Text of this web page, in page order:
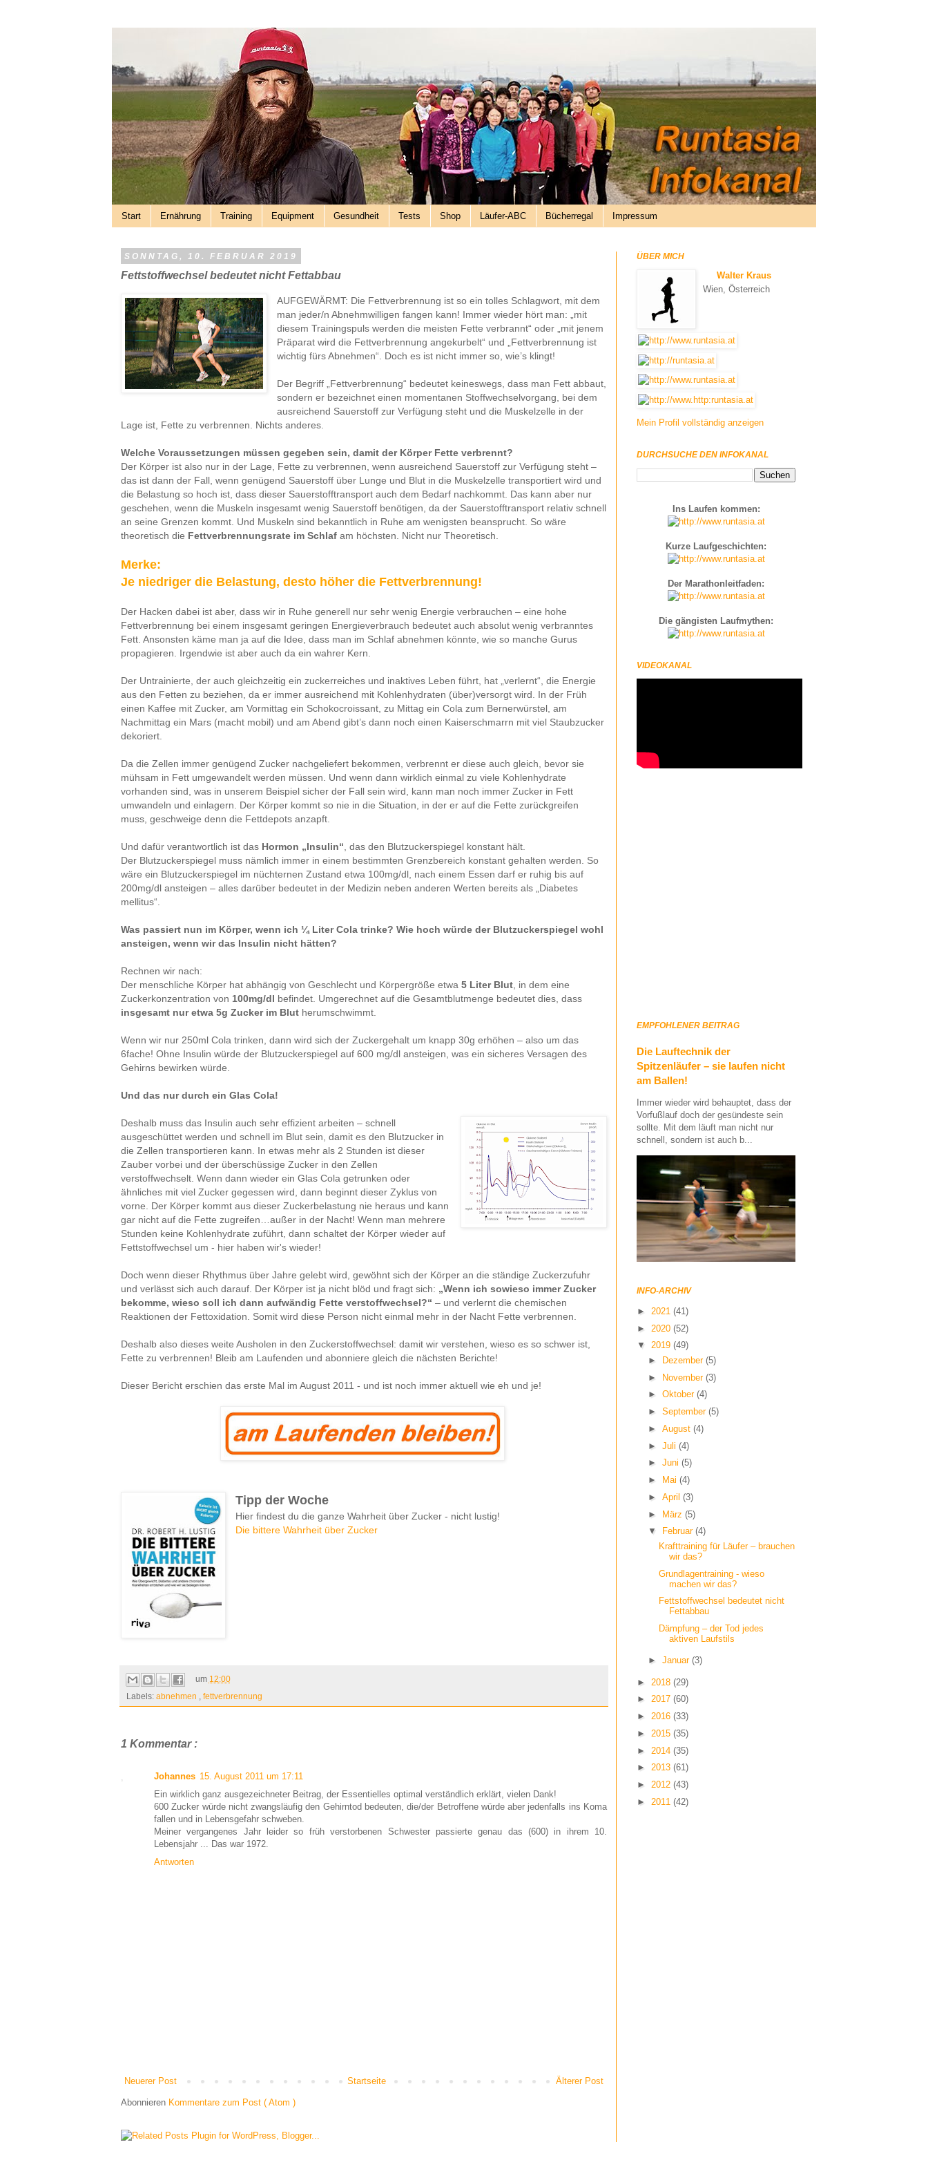
Start Ernährung Training Equipment Gesundheit Tests Shop Läufer-ABC Bücherregal Impressum
SONNTAG, 10. FEBRUAR 2019
Fettstoffwechsel bedeutet nicht Fettabbau
AUFGEWÄRMT: Die Fettverbrennung ist so ein tolles Schlagwort, mit dem
man jeder/n Abnehmwilligen fangen kann! Immer wieder hört man: „mit
diesem Trainingspuls werden die meisten Fette verbrannt“ oder „mit jenem
Präparat wird die Fettverbrennung angekurbelt“ und „Fettverbrennung ist
wichtig fürs Abnehmen“. Doch es ist nicht immer so, wie’s klingt!
Der Begriff „Fettverbrennung“ bedeutet keineswegs, dass man Fett abbaut,
sondern er bezeichnet einen momentanen Stoffwechselvorgang, bei dem
ausreichend Sauerstoff zur Verfügung steht und die Muskelzelle in der
Lage ist, Fette zu verbrennen. Nichts anderes.
Welche Voraussetzungen müssen gegeben sein, damit der Körper Fette verbrennt?
Der Körper ist also nur in der Lage, Fette zu verbrennen, wenn ausreichend Sauerstoff zur Verfügung steht –
das ist dann der Fall, wenn genügend Sauerstoff über Lunge und Blut in die Muskelzelle transportiert wird und
die Belastung so hoch ist, dass dieser Sauerstofftransport auch dem Bedarf nachkommt. Das kann aber nur
geschehen, wenn die Muskeln insgesamt wenig Sauerstoff benötigen, da der Sauerstofftransport relativ schnell
an seine Grenzen kommt. Und Muskeln sind bekanntlich in Ruhe am wenigsten beansprucht. So wäre
theoretisch die Fettverbrennungsrate im Schlaf am höchsten. Nicht nur Theoretisch.
Merke:
Je niedriger die Belastung, desto höher die Fettverbrennung!
Der Hacken dabei ist aber, dass wir in Ruhe generell nur sehr wenig Energie verbrauchen – eine hohe
Fettverbrennung bei einem insgesamt geringen Energieverbrauch bedeutet auch absolut wenig verbranntes
Fett. Ansonsten käme man ja auf die Idee, dass man im Schlaf abnehmen könnte, wie so manche Gurus
propagieren. Irgendwie ist aber auch da ein wahrer Kern.
Der Untrainierte, der auch gleichzeitig ein zuckerreiches und inaktives Leben führt, hat „verlernt“, die Energie
aus den Fetten zu beziehen, da er immer ausreichend mit Kohlenhydraten (über)versorgt wird. In der Früh
einen Kaffee mit Zucker, am Vormittag ein Schokocroissant, zu Mittag ein Cola zum Bernerwürstel, am
Nachmittag ein Mars (macht mobil) und am Abend gibt’s dann noch einen Kaiserschmarrn mit viel Staubzucker
dekoriert.
Da die Zellen immer genügend Zucker nachgeliefert bekommen, verbrennt er diese auch gleich, bevor sie
mühsam in Fett umgewandelt werden müssen. Und wenn dann wirklich einmal zu viele Kohlenhydrate
vorhanden sind, was in unserem Beispiel sicher der Fall sein wird, kann man noch immer Zucker in Fett
umwandeln und einlagern. Der Körper kommt so nie in die Situation, in der er auf die Fette zurückgreifen
muss, geschweige denn die Fettdepots anzapft.
Und dafür verantwortlich ist das Hormon „Insulin“ , das den Blutzuckerspiegel konstant hält.
Der Blutzuckerspiegel muss nämlich immer in einem bestimmten Grenzbereich konstant gehalten werden. So
wäre ein Blutzuckerspiegel im nüchternen Zustand etwa 100mg/dl, nach einem Essen darf er ruhig bis auf
200mg/dl ansteigen – alles darüber bedeutet in der Medizin neben anderen Werten bereits als „Diabetes
mellitus“.
Was passiert nun im Körper, wenn ich ¼ Liter Cola trinke? Wie hoch würde der Blutzuckerspiegel wohl
ansteigen, wenn wir das Insulin nicht hätten?
Rechnen wir nach:
Der menschliche Körper hat abhängig von Geschlecht und Körpergröße etwa 5 Liter Blut , in dem eine
Zuckerkonzentration von 100mg/dl befindet. Umgerechnet auf die Gesamtblutmenge bedeutet dies, dass
insgesamt nur etwa 5g Zucker im Blut herumschwimmt.
Wenn wir nur 250ml Cola trinken, dann wird sich der Zuckergehalt um knapp 30g erhöhen – also um das
6fache! Ohne Insulin würde der Blutzuckerspiegel auf 600 mg/dl ansteigen, was ein sicheres Versagen des
Gehirns bewirken würde.
Und das nur durch ein Glas Cola!
Deshalb muss das Insulin auch sehr effizient arbeiten – schnell
ausgeschüttet werden und schnell im Blut sein, damit es den Blutzucker in
die Zellen transportieren kann. In etwas mehr als 2 Stunden ist dieser
Zauber vorbei und der überschüssige Zucker in den Zellen
verstoffwechselt. Wenn dann wieder ein Glas Cola getrunken oder
ähnliches mit viel Zucker gegessen wird, dann beginnt dieser Zyklus von
vorne. Der Körper kommt aus dieser Zuckerbelastung nie heraus und kann
gar nicht auf die Fette zugreifen…außer in der Nacht! Wenn man mehrere
Stunden keine Kohlenhydrate zuführt, dann schaltet der Körper wieder auf
Fettstoffwechsel um - hier haben wir's wieder!
Doch wenn dieser Rhythmus über Jahre gelebt wird, gewöhnt sich der Körper an die ständige Zuckerzufuhr
und verlässt sich auch darauf. Der Körper ist ja nicht blöd und fragt sich: „Wenn ich sowieso immer Zucker
bekomme, wieso soll ich dann aufwändig Fette verstoffwechsel?“ – und verlernt die chemischen
Reaktionen der Fettoxidation. Somit wird diese Person nicht einmal mehr in der Nacht Fette verbrennen.
Deshalb also dieses weite Ausholen in den Zuckerstoffwechsel: damit wir verstehen, wieso es so schwer ist,
Fette zu verbrennen! Bleib am Laufenden und abonniere gleich die nächsten Berichte!
Dieser Bericht erschien das erste Mal im August 2011 - und ist noch immer aktuell wie eh und je!
Tipp der Woche
Hier findest du die ganze Wahrheit über Zucker - nicht lustig!
Die bittere Wahrheit über Zucker
um 12:00
Labels: abnehmen fettverbrennung
1 Kommentar :
Johannes 15. August 2011 um 17:11
Ein wirklich ganz ausgezeichneter Beitrag, der Essentielles optimal verständlich erklärt, vielen Dank!
600 Zucker würde nicht zwangsläufig den Gehirntod bedeuten, die/der Betroffene würde aber jedenfalls ins Koma
fallen und in Lebensgefahr schweben.
Meiner vergangenes Jahr leider so früh verstorbenen Schwester passierte genau das (600) in ihrem 10.
Lebensjahr ... Das war 1972.
Antworten
Neuerer Post Älterer Post
Startseite
Abonnieren Kommentare zum Post ( Atom )
ÜBER MICH
Walter Kraus
Wien, Österreich
Mein Profil vollständig anzeigen
DURCHSUCHE DEN INFOKANAL
Ins Laufen kommen:
Kurze Laufgeschichten:
Der Marathonleitfaden:
Die gängisten Laufmythen:
VIDEOKANAL
EMPFOHLENER BEITRAG
Die Lauftechnik der
Spitzenläufer – sie laufen nicht
am Ballen!
Immer wieder wird behauptet, dass der
Vorfußlauf doch der gesündeste sein
sollte. Mit dem läuft man nicht nur
schnell, sondern ist auch b...
INFO-ARCHIV
► 2021 (41)
► 2020 (52)
▼ 2019 (49)
►
Dezember (5)
► November (3)
► Oktober (4)
► September (5)
► August (4)
► Juli (4)
► Juni (5)
►
Mai (4)
► April (3)
► März (5)
▼
Februar (4)
Krafttraining für Läufer – brauchen
wir das?
Grundlagentraining - wieso
machen wir das?
Fettstoffwechsel bedeutet nicht
Fettabbau
Dämpfung – der Tod jedes
aktiven Laufstils
► Januar (3)
► 2018 (29)
► 2017 (60)
► 2016 (33)
► 2015 (35)
► 2014 (35)
► 2013 (61)
► 2012 (43)
► 2011 (42)